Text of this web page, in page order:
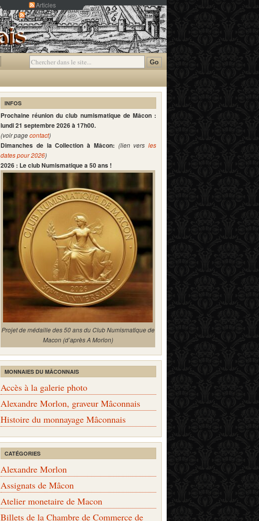
Articles
Commentaires
INFOS
Prochaine réunion du club numismatique de Mâcon :
lundi 21 septembre 2026 à 17h00.
(voir pagecontact)
Dimanches de la Collection à Mâcon: (lien vers les
dates pour 2026)
2026 : Le club Numismatique a 50 ans !
Projet de médaille des 50 ans du Club Numismatique de
Macon (d’après A Morlon)
MONNAIES DU MÂCONNAIS
Accès à la galerie photo
Alexandre Morlon, graveur Mâconnais
Histoire du monnayage Mâconnais
CATÉGORIES
Alexandre Morlon
Assignats de Mâcon
Atelier monetaire de Macon
Billets de la Chambre de Commerce de